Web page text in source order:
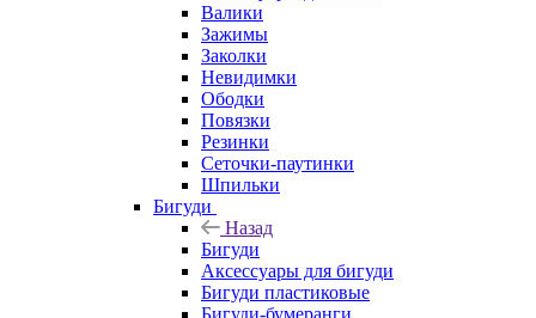
Валики
Зажимы
Заколки
Невидимки
Ободки
Повязки
Резинки
Сеточки-паутинки
Шпильки
Бигуди
Назад
Бигуди
Аксессуары для бигуди
Бигуди пластиковые
Бигуди-бумеранги